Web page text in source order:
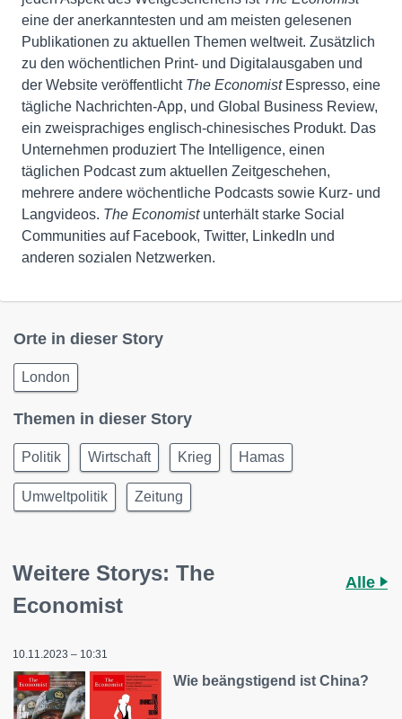
eine der anerkanntesten und am meisten gelesenen
Publikationen zu aktuellen Themen weltweit. Zusätzlich
zu den wöchentlichen Print- und Digitalausgaben und
der Website veröffentlicht The EconomistEspresso, eine
tägliche Nachrichten-App, und Global Business Review,
ein zweisprachiges englisch-chinesisches Produkt. Das
Unternehmen produziert The Intelligence, einen
täglichen Podcast zum aktuellen Zeitgeschehen,
mehrere andere wöchentliche Podcasts sowie Kurz- und
Langvideos. The Economist unterhält starke Social
Communities auf Facebook, Twitter, LinkedIn und
anderen sozialen Netzwerken.
Orte in dieser Story
London
Themen in dieser Story
Politik Wirtschaft Krieg Hamas
Umweltpolitik Zeitung
Weitere Storys: The
Economist
Alle
10.11.2023 – 10:31
Wie beängstigend ist China?